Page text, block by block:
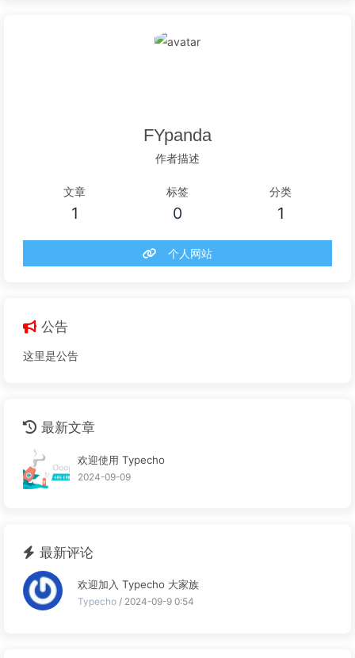
FYpanda
作者描述
文章
1
标签
0
分类
1
个人网站
公告
这里是公告
最新文章
欢迎使用 Typecho
2024-09-09
最新评论
欢迎加入 Typecho 大家族
Typecho/ 2024-09-9 0:54